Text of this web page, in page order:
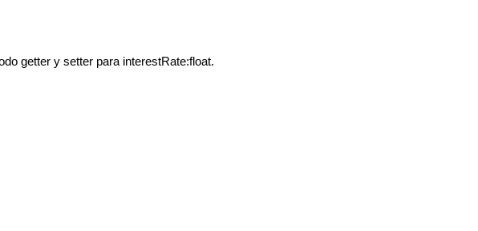
getter y setter para interestRate:float.